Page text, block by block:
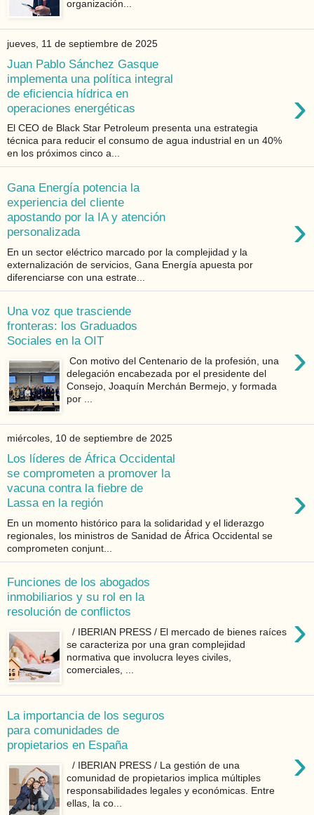
organización...
jueves, 11 de septiembre de 2025
Juan Pablo Sánchez Gasque
implementa una política integral
de eficiencia hídrica en
operaciones energéticas
›
El CEO de Black Star Petroleum presenta una estrategia
técnica para reducir el consumo de agua industrial en un 40%
en los próximos cinco a...
Gana Energía potencia la
experiencia del cliente
apostando por la IA y atención
personalizada
›
En un sector eléctrico marcado por la complejidad y la
externalización de servicios, Gana Energía apuesta por
diferenciarse con una estrate...
Una voz que trasciende
fronteras: los Graduados
Sociales en la OIT
›
Con motivo del Centenario de la profesión, una
delegación encabezada por el presidente del
Consejo, Joaquín Merchán Bermejo, y formada
por ...
miércoles, 10 de septiembre de 2025
Los líderes de África Occidental
se comprometen a promover la
vacuna contra la fiebre de
Lassa en la región
›
En un momento histórico para la solidaridad y el liderazgo
regionales, los ministros de Sanidad de África Occidental se
comprometen conjunt...
Funciones de los abogados
inmobiliarios y su rol en la
resolución de conflictos
›
/ IBERIAN PRESS / El mercado de bienes raíces
se caracteriza por una gran complejidad
normativa que involucra leyes civiles,
comerciales, ...
La importancia de los seguros
para comunidades de
propietarios en España
›
/ IBERIAN PRESS / La gestión de una
comunidad de propietarios implica múltiples
responsabilidades legales y económicas. Entre
ellas, la co...